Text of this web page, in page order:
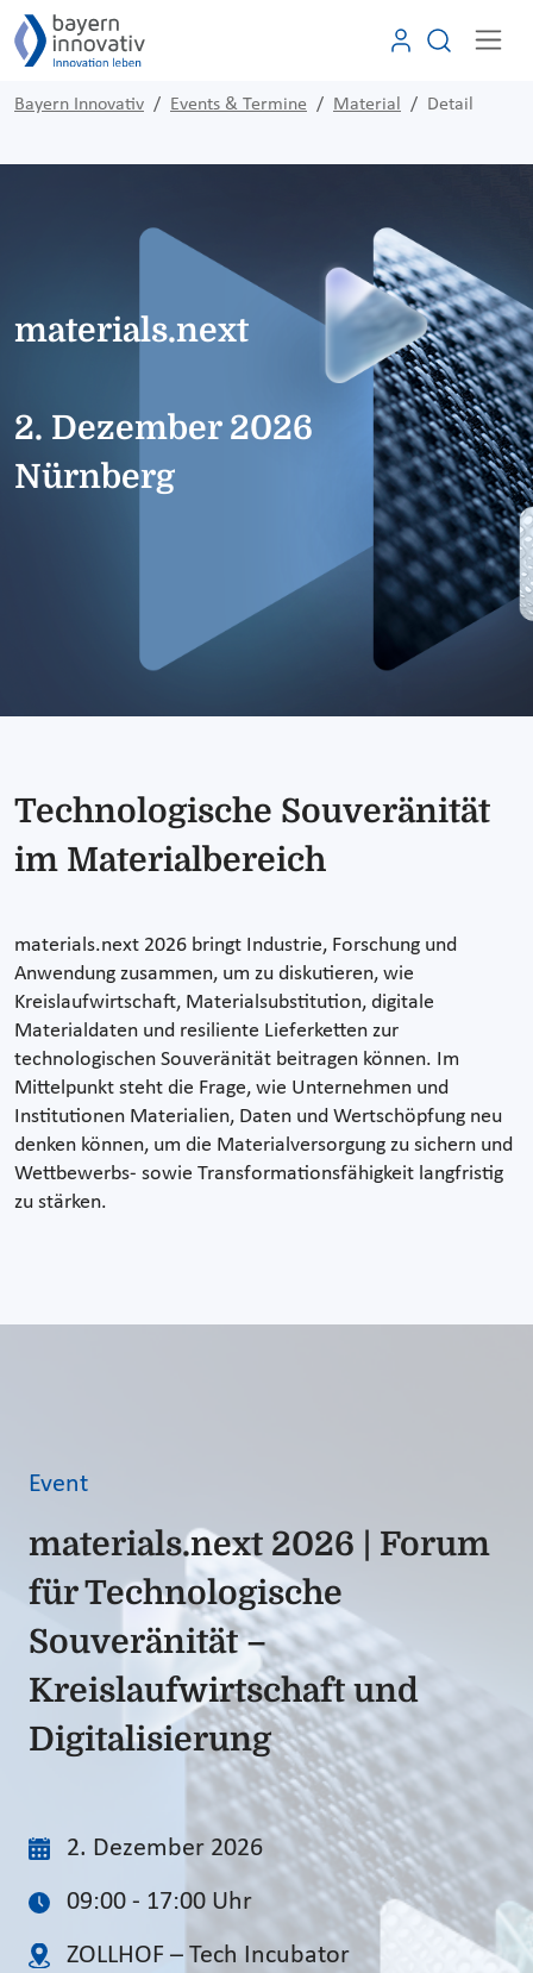
Bayern Innovativ Events & Termine Material Detail
materials.next
2. Dezember 2026
Nürnberg
Technologische Souveränität
im Materialbereich
materials.next 2026 bringt Industrie, Forschung und
Anwendung zusammen, um zu diskutieren, wie
Kreislaufwirtschaft, Materialsubstitution, digitale
Materialdaten und resiliente Lieferketten zur
technologischen Souveränität beitragen können. Im
Mittelpunkt steht die Frage, wie Unternehmen und
Institutionen Materialien, Daten und Wertschöpfung neu
denken können, um die Materialversorgung zu sichern und
Wettbewerbs- sowie Transformationsfähigkeit langfristig
zu stärken.
Event
materials.next 2026 | Forum
für Technologische
Souveränität –
Kreislaufwirtschaft und
Digitalisierung
2. Dezember 2026
09:00 - 17:00 Uhr
ZOLLHOF – Tech Incubator